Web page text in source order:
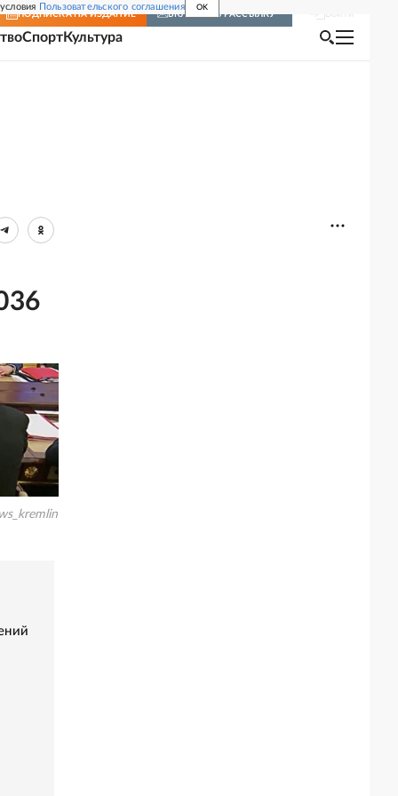
Пользовательского соглашения OK
ПОДПИСКА НА ИЗДАНИЕ ВКЛЮЧИТЬ РАССЫЛКУ
СпортКультура